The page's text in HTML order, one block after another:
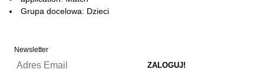
Grupa docelowa: Dzieci
Newsletter